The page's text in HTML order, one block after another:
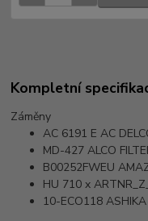
Kompletní
Záměny
AC 6191 E AC
MD-427 ALCO
B00252FWEU
HU 710 x
10-ECO118 ASHIKA